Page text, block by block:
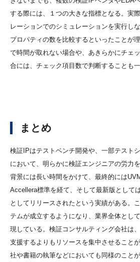
する際には、１つの大きな指標となる。実
レーションでのシミュレーションを実行し
プロパティの数を比較するといったことが
で時間が取れない場合や、あきらかにチェ
合には、チェック項目数で判断することも
まとめ
検証IPはテストベンチ開発や、一部テスト
において、明らかに検証エンジニアの労力
背景には長い時間をかけて、最終的には
Accellera標準を経て、そして最新版として
としてリリースされたという実績がある。
テムが成立するようになり、業界全体とし
現している。検証コンサルティング会社は
支援するよりもリソースを集中させること
社や書籍の執筆などにおいても同様のこと